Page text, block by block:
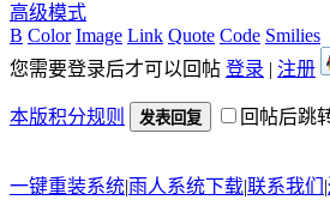
高级模式
B Color Image Link Quote Code Smilies
您需要登录后才可以回帖 登录 | 注册
本版积分规则 发表回复 回帖后跳
一键重装系统|雨人系统下载|联系我们 |